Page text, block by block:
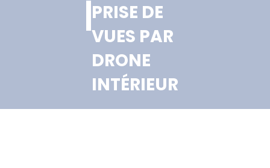
PRISE DE
VUES PAR
DRONE
INTÉRIEUR